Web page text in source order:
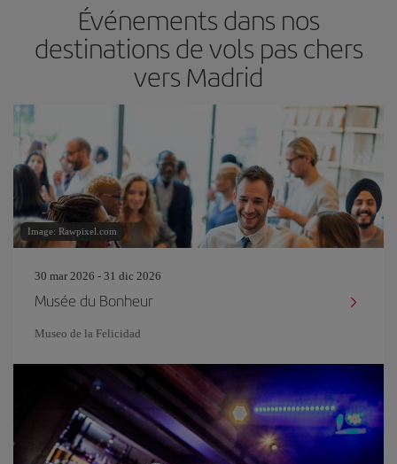
Événements dans nos
destinations de vols pas chers
vers Madrid
Image: Rawpixel.com
30 mar 2026 - 31 dic 2026
Musée du Bonheur
Museo de la Felicidad